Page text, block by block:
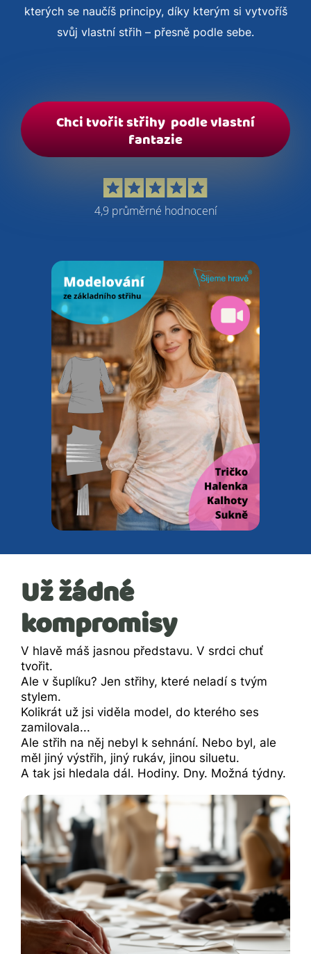
kterých se naučíš principy, díky kterým si vytvoříš
svůj vlastní střih – přesně podle sebe.
Chci tvořit střihy podle vlastní
fantazie
4,9 průměrné hodnocení
Už žádné
kompromisy
V hlavě máš jasnou představu. V srdci chuť
tvořit.
Ale v šuplíku? Jen střihy, které neladí s tvým
stylem.
Kolikrát už jsi viděla model, do kterého ses
zamilovala...
Ale střih na něj nebyl k sehnání. Nebo byl, ale
měl jiný výstřih, jiný rukáv, jinou siluetu.
A tak jsi hledala dál. Hodiny. Dny. Možná týdny.